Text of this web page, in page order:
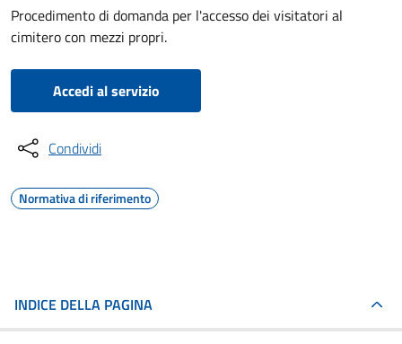
Procedimento di domanda per l'accesso dei visitatori al
cimitero con mezzi propri.
Accedi al servizio
Condividi
Normativa di riferimento
INDICE DELLA PAGINA